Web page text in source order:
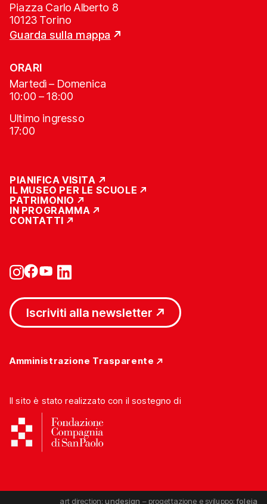
Piazza Carlo Alberto 8
10123 Torino
Guarda sulla mappa
ORARI
Martedì – Domenica
10:00 – 18:00
Ultimo ingresso
17:00
PIANIFICA VISITA
IL MUSEO PER LE SCUOLE
PATRIMONIO
IN PROGRAMMA
CONTATTI
Iscriviti alla newsletter
Amministrazione Trasparente
Il sito è stato realizzato con il sostegno di
art direction:undesign – progettazione e sviluppo:foleia